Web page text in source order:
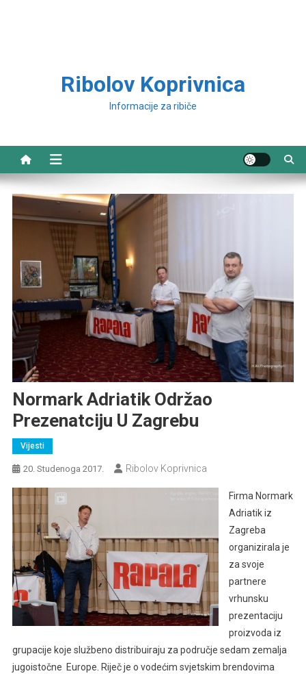
Ribolov Koprivnica
Informacije za ribiče
Normark Adriatik Održao
Prezenatciju U Zagrebu
Vijesti
20. Studenoga 2017. Ribolov Koprivnica
Firma Normark
Adriatik iz
Zagreba
organizirala je
za svoje
partnere
vrhunsku
prezentaciju
proizvoda iz
grupacije koje službeno distribuiraju za područje sedam zemalja
jugoistočne Europe. Riječ je o vodećim svjetskim brendovima